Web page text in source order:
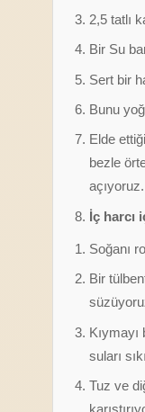
2,5 tatlı
Bir Su
Sert bir
Bunu
Elde
bezle
açıyoruz.
İç harcı
Soğanı
Bir
suları
Tuz ve